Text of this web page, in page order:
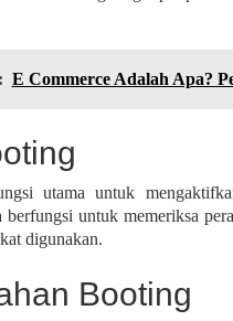
E Commerce Adalah Apa?
utama untuk
untuk memeriksa
digunakan.
Booting